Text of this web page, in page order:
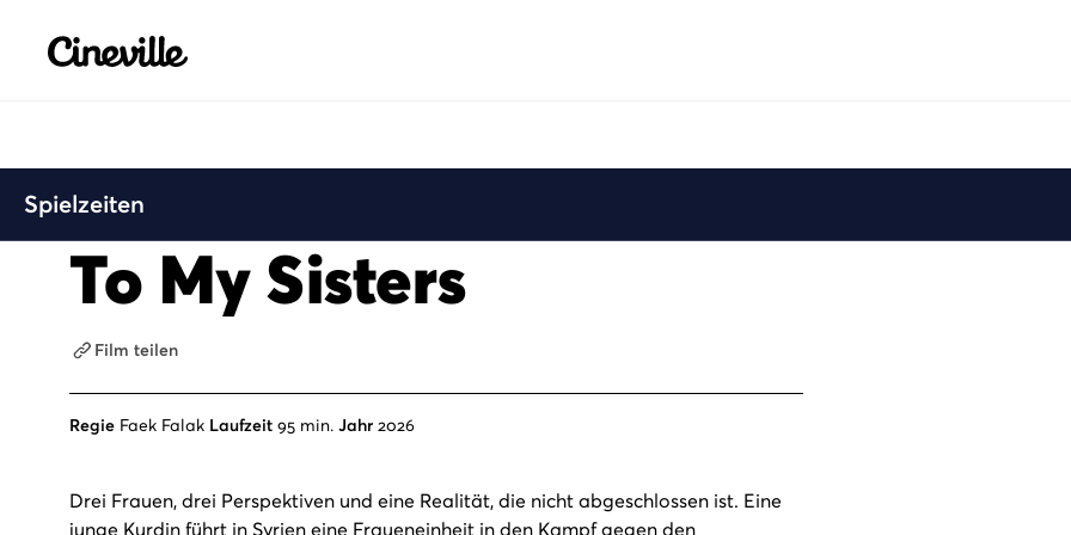
Cineville Logo
Spielzeiten
To My Sisters
Film teilen
Regie Faek Falak Laufzeit 95 min. Jahr 2026
Drei Frauen, drei Perspektiven und eine Realität, die nicht abgeschlossen ist. Eine
junge Kurdin führt in Syrien eine Fraueneinheit in den Kampf gegen den